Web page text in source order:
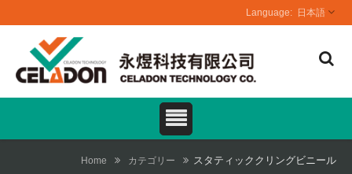
日本語
Home カテゴリー スタティッククリングビニール